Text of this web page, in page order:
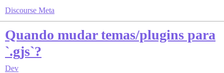
Discourse Meta
Quando mudar temas/plugins para
`.gjs`?
Dev